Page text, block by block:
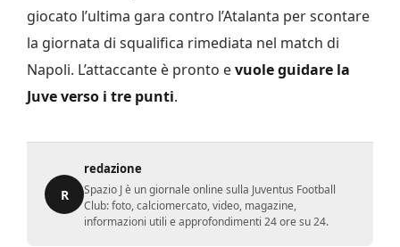
giocato l’ultima gara contro l’Atalanta per scontare
la giornata di squalifica rimediata nel match di
Napoli. L’attaccante è pronto evuole guidare la
Juve verso i tre punti.
R
redazione
Spazio J è un giornale online sulla Juventus Football
Club: foto, calciomercato, video, magazine,
informazioni utili e approfondimenti 24 ore su 24.